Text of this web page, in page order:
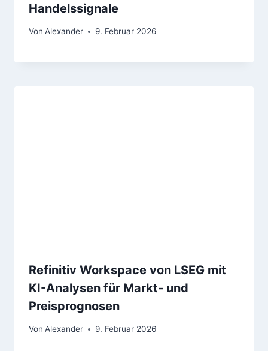
Handelssignale
Von Alexander 9. Februar 2026
Refinitiv Workspace von LSEG mit
KI-Analysen für Markt- und
Preisprognosen
Von Alexander 9. Februar 2026